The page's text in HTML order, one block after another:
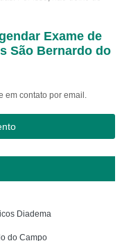
Exame de
São Bernardo do
em contato por email.
Diadema
do Campo